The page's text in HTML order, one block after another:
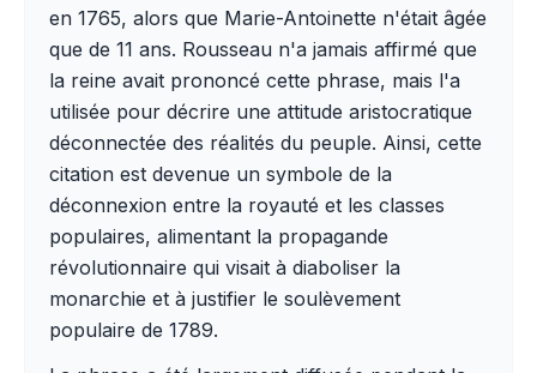
en 1765, alors que Marie-Antoinette n'était âgée
que de 11 ans. Rousseau n'a jamais affirmé que
la reine avait prononcé cette phrase, mais l'a
utilisée pour décrire une attitude aristocratique
déconnectée des réalités du peuple. Ainsi, cette
citation est devenue un symbole de la
déconnexion entre la royauté et les classes
populaires, alimentant la propagande
révolutionnaire qui visait à diaboliser la
monarchie et à justifier le soulèvement
populaire de 1789.